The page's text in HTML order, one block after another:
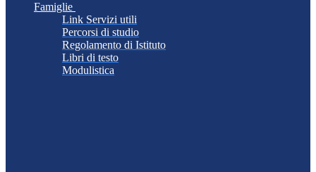
Famiglie
Link Servizi utili
Percorsi di studio
Regolamento di Istituto
Libri di testo
Modulistica